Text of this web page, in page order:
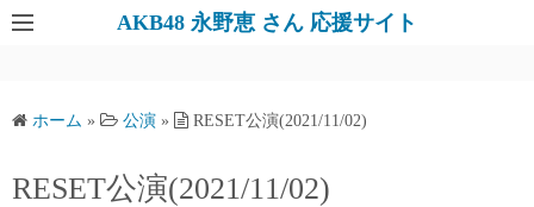
AKB48 永野恵 さん 応援サイト
ホーム » 公演 » RESET公演(2021/11/02)
RESET公演(2021/11/02)